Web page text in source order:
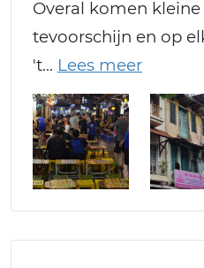
Overal komen
tevoorschijn en op
't